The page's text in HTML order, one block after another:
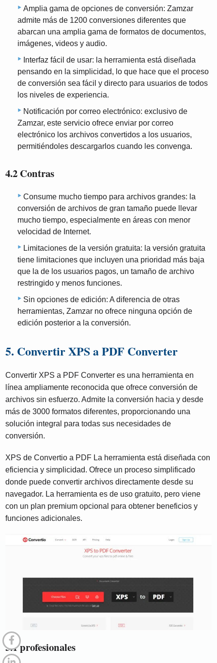
Amplia gama de opciones de conversión: Zamzar
admite más de 1200 conversiones diferentes que
abarcan una amplia gama de formatos de documentos,
imágenes, videos y audio.
Interfaz fácil de usar: la herramienta está diseñada
pensando en la simplicidad, lo que hace que el proceso
de conversión sea fácil y directo para usuarios de todos
los niveles de experiencia.
Notificación por correo electrónico: exclusivo de
Zamzar, este servicio ofrece enviar por correo
electrónico los archivos convertidos a los usuarios,
permitiéndoles descargarlos cuando les convenga.
4.2 Contras
Consume mucho tiempo para archivos grandes: la
conversión de archivos de gran tamaño puede llevar
mucho tiempo, especialmente en áreas con menor
velocidad de Internet.
Limitaciones de la versión gratuita: la versión gratuita
tiene limitaciones que incluyen una prioridad más baja
que la de los usuarios pagos, un tamaño de archivo
restringido y menos funciones.
Sin opciones de edición: A diferencia de otras
herramientas, Zamzar no ofrece ninguna opción de
edición posterior a la conversión.
5. Convertir XPS a PDF Converter
Convertir XPS a PDF Converter es una herramienta en
línea ampliamente reconocida que ofrece conversión de
archivos sin esfuerzo. Admite la conversión hacia y desde
más de 3000 formatos diferentes, proporcionando una
solución integral para todas sus necesidades de
conversión.
XPS de Convertio a PDF La herramienta está diseñada con
eficiencia y simplicidad. Ofrece un proceso simplificado
donde puede convertir archivos directamente desde su
navegador. La herramienta es de uso gratuito, pero viene
con un plan premium opcional para obtener beneficios y
funciones adicionales.
5.1 profesionales